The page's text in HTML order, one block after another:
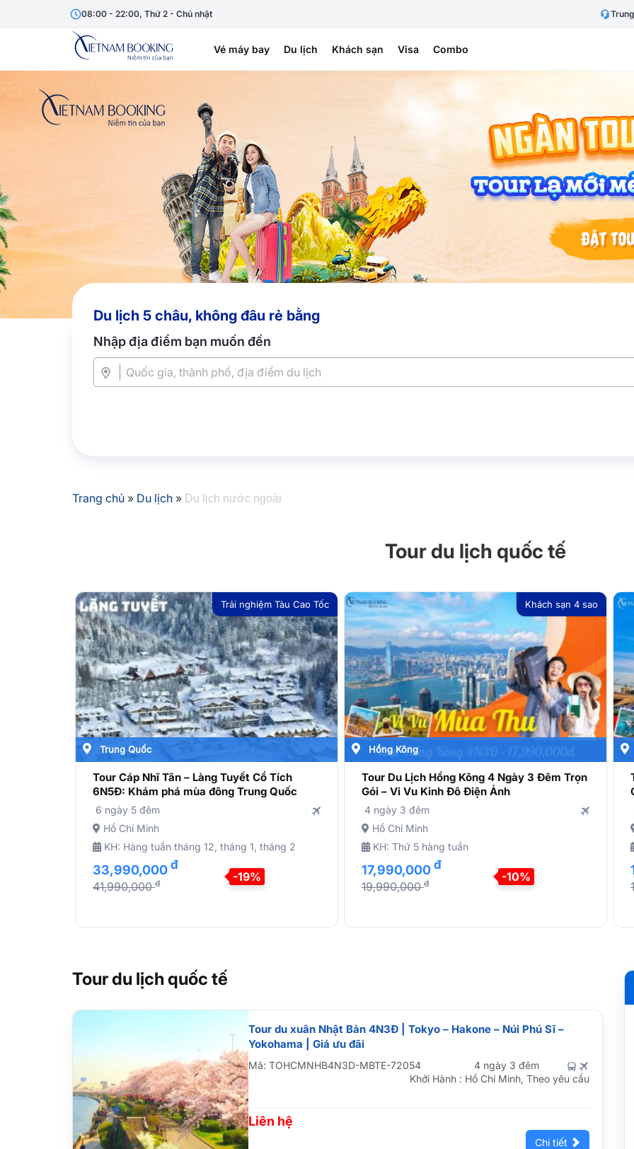
08:00 - 22:00, Thứ 2 - Chủ nhật
Vé máy bay Du lịch Khách sạn Visa Combo
Du lịch 5 châu, không đâu rẻ bằng
Nhập địa điểm bạn muốn đến
Trang chủ » Du lịch » Du lịch nước ngoài
Tour du lịch quốc tế
Trải nghiệm Tàu Cao Tốc
Trung Quốc
Tour Cáp Nhĩ Tân – Làng Tuyết Cổ Tích
6N5Đ: Khám phá mùa đông Trung Quốc
6 ngày 5 đêm
Hồ Chí Minh
KH: Hàng tuần tháng 12, tháng 1, tháng 2
33,990,000 đ
41,990,000đ -19%
Khách sạn 4 sao
Hồng Kông
Tour Du Lịch Hồng Kông 4 Ngày 3 Đêm Trọn
Gói – Vi Vu Kinh Đô Điện Ảnh
4 ngày 3 đêm
Hồ Chí Minh
KH: Thứ 5 hàng tuần
17,990,000 đ
19,990,000đ -10%
Tour du lịch quốc tế
Tour du xuân Nhật Bản 4N3Đ | Tokyo – Hakone – Núi Phú Sĩ –
Yokohama | Giá ưu đãi
Mã: TOHCMNHB4N3D-MBTE-72054
4 ngày 3 đêm
Khởi Hành : Hồ Chí Minh, Theo yêu cầu
Liên hệ
Chi tiết